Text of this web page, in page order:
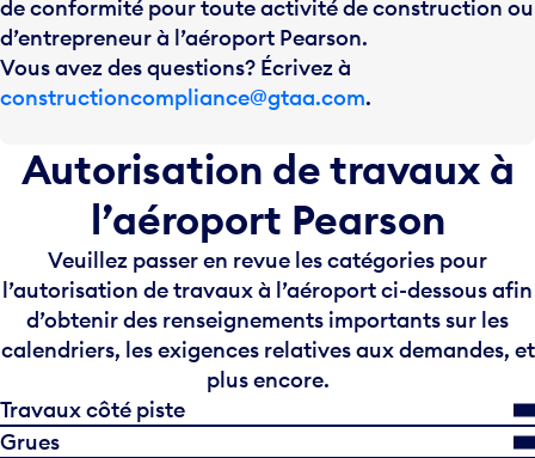
de conformité pour toute activité de construction ou
d’entrepreneur à l’aéroport Pearson.
Vous avez des questions? Écrivez à
constructioncompliance@gtaa.com.
Autorisation de travaux à
l’aéroport Pearson
Veuillez passer en revue les catégories pour
l’autorisation de travaux à l’aéroport ci-dessous afin
d’obtenir des renseignements importants sur les
calendriers, les exigences relatives aux demandes, et
plus encore.
Travaux côté piste
Grues